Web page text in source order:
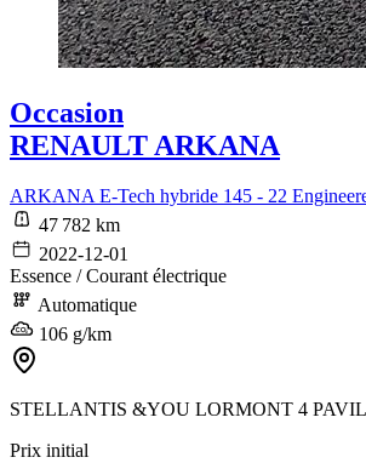
Occasion
RENAULT ARKANA
ARKANA E-Tech hybride 145 - 22
47 782 km
2022-12-01
Essence / Courant électrique
Automatique
106 g/km
STELLANTIS &YOU LORMONT 4
Prix initial